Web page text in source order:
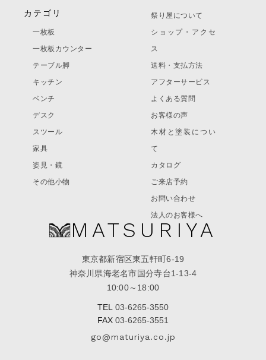
MATSURIYA
東京都新宿区東五軒町6-19
神奈川県海老名市国分寺台1-13-4
10:00～18:00
TEL 03-6265-3550
FAX 03-6265-3551
go@maturiya.co.jp
カテゴリ
一枚板
一枚板カウンター
テーブル脚
キッチン
ベンチ
デスク
スツール
家具
姿見・鏡
その他小物
祭り屋について
ショップ・アクセ
ス
送料・支払方法
アフターサービス
よくある質問
お客様の声
木材と塗装につい
て
カタログ
ご来店予約
お問い合わせ
法人のお客様へ